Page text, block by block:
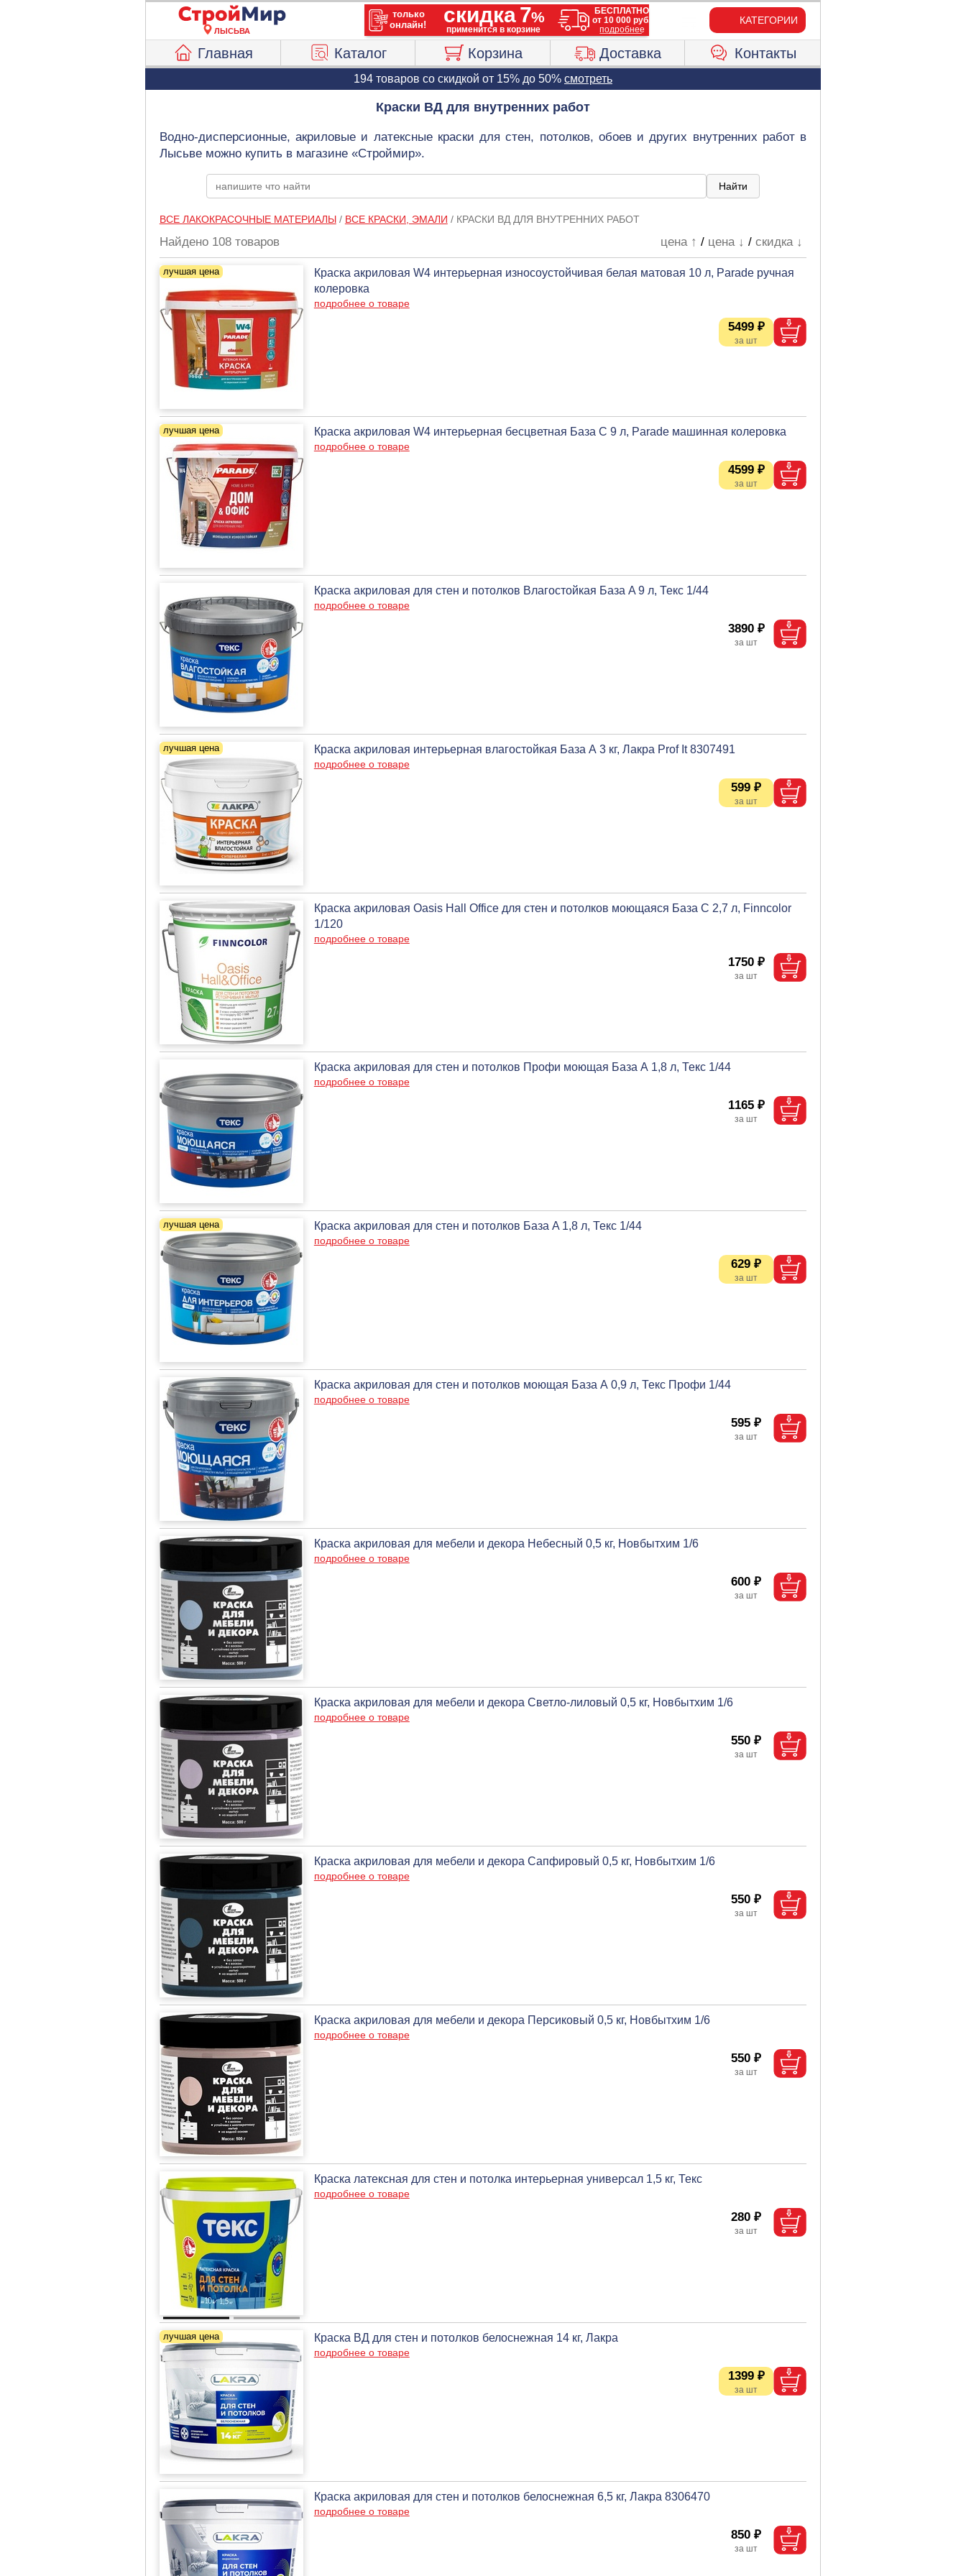
ЛЫСЬВА
КАТЕГОРИИ
Главная Каталог Корзина Доставка Контакты
194 товаров со скидкой от 15% до 50% смотреть
Краски ВД для внутренних работ
Водно-дисперсионные, акриловые и латексные краски для стен, потолков, обоев и других внутренних работ в
Лысьве можно купить в магазине «Строймир».
ВСЕ ЛАКОКРАСОЧНЫЕ МАТЕРИАЛЫ/ ВСЕ КРАСКИ, ЭМАЛИ / КРАСКИ ВД ДЛЯ ВНУТРЕННИХ РАБОТ
Найдено 108 товаров цена ↑ / цена ↓ /скидка ↓
Краска акриловая W4 интерьерная износоустойчивая белая матовая 10 л, Parade ручная
колеровка
подробнее о товаре
5499 ₽
Краска акриловая W4 интерьерная бесцветная База С 9 л, Parade машинная колеровка
подробнее о товаре
4599 ₽
Краска акриловая для стен и потолков Влагостойкая База A 9 л, Текс 1/44
подробнее о товаре
3890 ₽
Краска акриловая интерьерная влагостойкая База А 3 кг, Лакра Prof It 8307491
подробнее о товаре
599 ₽
Краска акриловая Oasis Hall Office для стен и потолков моющаяся База С 2,7 л, Finncolor
1/120
подробнее о товаре
1750 ₽
Краска акриловая для стен и потолков Профи моющая База А 1,8 л, Текс 1/44
подробнее о товаре
1165 ₽
Краска акриловая для стен и потолков База A 1,8 л, Текс 1/44
подробнее о товаре
629 ₽
Краска акриловая для стен и потолков моющая База А 0,9 л, Текс Профи 1/44
подробнее о товаре
595 ₽
Краска акриловая для мебели и декора Небесный 0,5 кг, Новбытхим 1/6
подробнее о товаре
600 ₽
Краска акриловая для мебели и декора Светло-лиловый 0,5 кг, Новбытхим 1/6
подробнее о товаре
550 ₽
Краска акриловая для мебели и декора Сапфировый 0,5 кг, Новбытхим 1/6
подробнее о товаре
550 ₽
Краска акриловая для мебели и декора Персиковый 0,5 кг, Новбытхим 1/6
подробнее о товаре
550 ₽
Краска латексная для стен и потолка интерьерная универсал 1,5 кг, Текс
подробнее о товаре
280 ₽
Краска ВД для стен и потолков белоснежная 14 кг, Лакра
подробнее о товаре
1399 ₽
Краска акриловая для стен и потолков белоснежная 6,5 кг, Лакра 8306470
подробнее о товаре
850 ₽